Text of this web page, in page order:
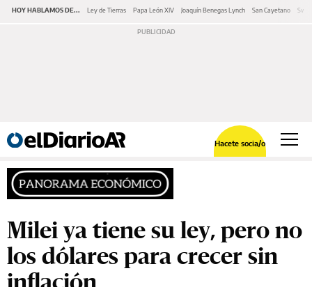
HOY HABLAMOS DE... Ley de Tierras Papa León XIV Joaquín Benegas Lynch San Cayetano
Hacete socia/o
Milei ya tiene su ley, pero no
los dólares para crecer sin